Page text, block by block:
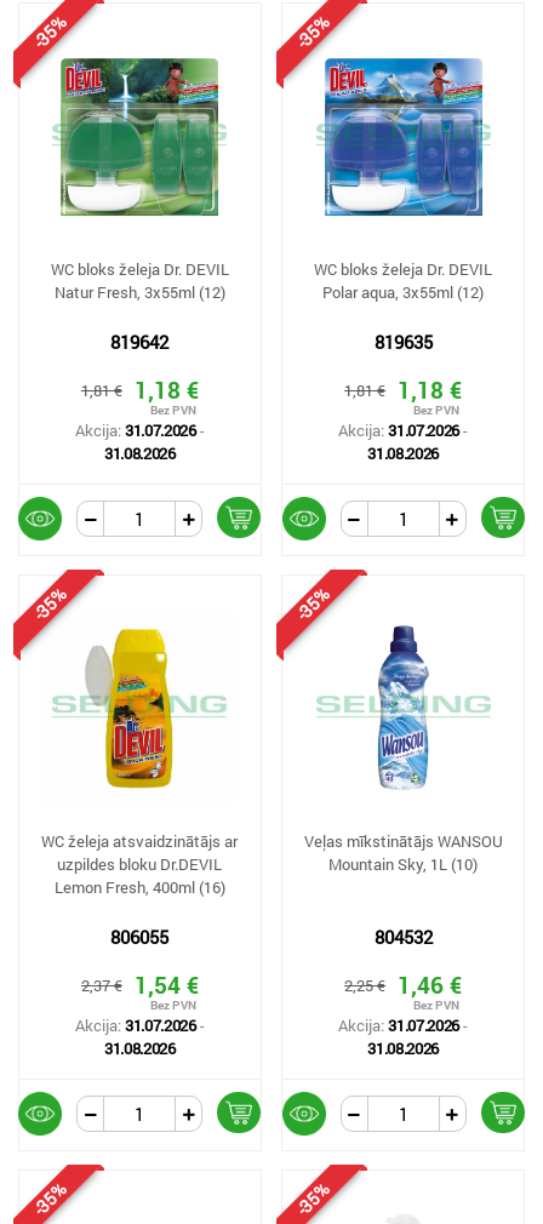
-35%
WC bloks želeja Dr. DEVIL
Natur Fresh, 3x55ml (12)
819642
1,81 € 1,18 €
Akcija:31.07.2026-
31.08.2026
-35%
WC bloks želeja Dr. DEVIL
Polar aqua, 3x55ml (12)
819635
1,81 € 1,18 €
Akcija:31.07.2026-
31.08.2026
-35%
WC želeja atsvaidzinātājs ar
uzpildes bloku Dr.DEVIL
Lemon Fresh, 400ml (16)
806055
2,37 € 1,54 €
Akcija:31.07.2026-
31.08.2026
-35%
Veļas mīkstinātājs WANSOU
Mountain Sky, 1L (10)
804532
2,25 € 1,46 €
Akcija:31.07.2026-
31.08.2026
-35% -35%